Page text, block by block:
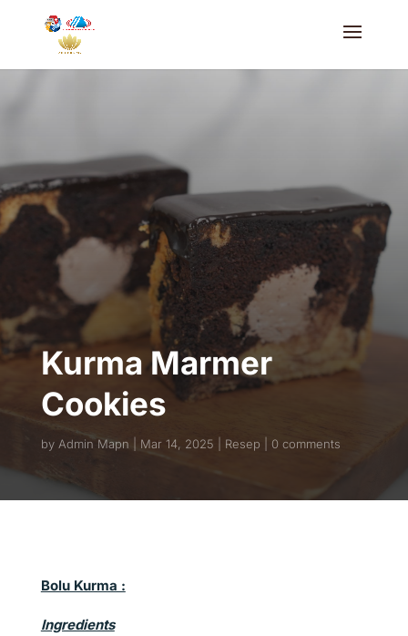
Kurma Marmer
Cookies
by Admin Mapn Mar 14, 2025 Resep 0 comments
Bolu Kurma :
Ingredients